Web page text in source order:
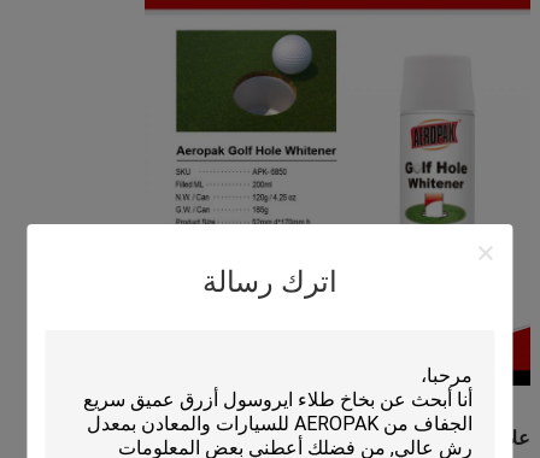
اترك رسالة
علامتنا التجارية